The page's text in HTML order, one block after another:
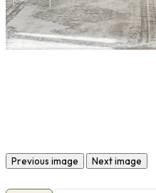
Previous image Next image